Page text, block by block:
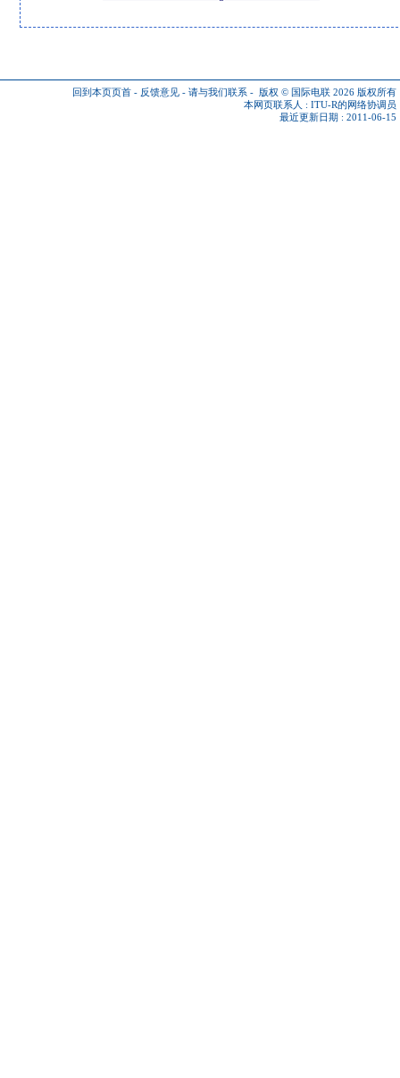
回到本页页首 - 反馈意见 - 请与我们联系 - 版权 © 国际电联 2026 版权所有
本网页联系人 : ITU-R的网络协调员
最近更新日期 : 2011-06-15